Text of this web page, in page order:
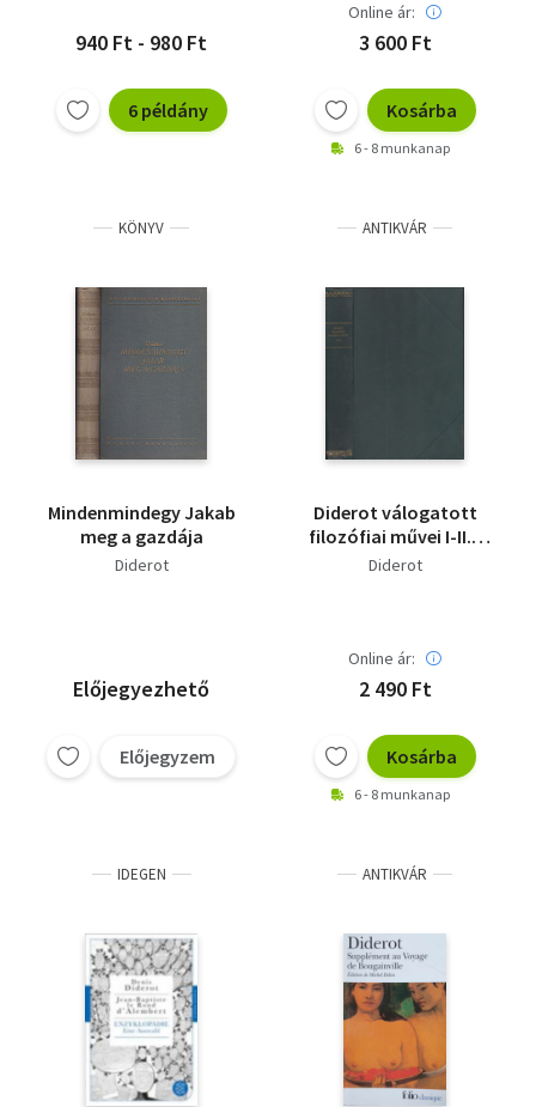
940 Ft - 980 Ft
6 példány
Online ár:
3 600 Ft
Kosárba
6 - 8 munkanap
KÖNYV
Mindenmindegy Jakab
meg a gazdája
Diderot
Előjegyezhető
Előjegyzem
ANTIKVÁR
Diderot válogatott
filozófiai művei I-II. -
Reprint.
Diderot
Online ár:
2 490 Ft
Kosárba
6 - 8 munkanap
IDEGEN ANTIKVÁR